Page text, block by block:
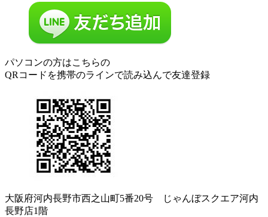
パソコンの方はこちらの
QRコードを携帯のラインで読み込んで友達登録
大阪府河内長野市西之山町5番20号 じゃんぼスクエア河内
長野店1階